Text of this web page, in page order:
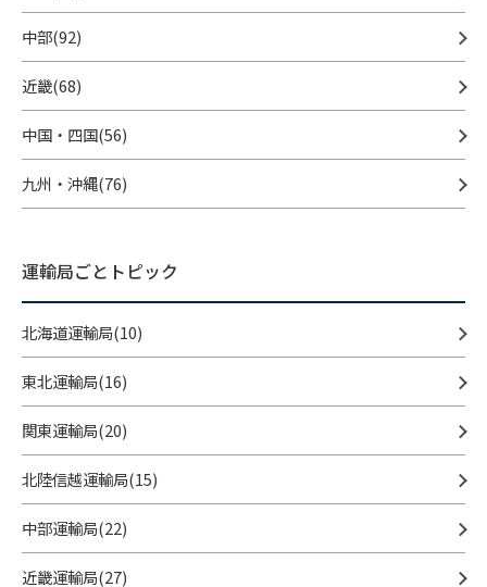
中部(92)
近畿(68)
中国・四国(56)
九州・沖縄(76)
運輸局ごとトピック
北海道運輸局(10)
東北運輸局(16)
関東運輸局(20)
北陸信越運輸局(15)
中部運輸局(22)
近畿運輸局(27)